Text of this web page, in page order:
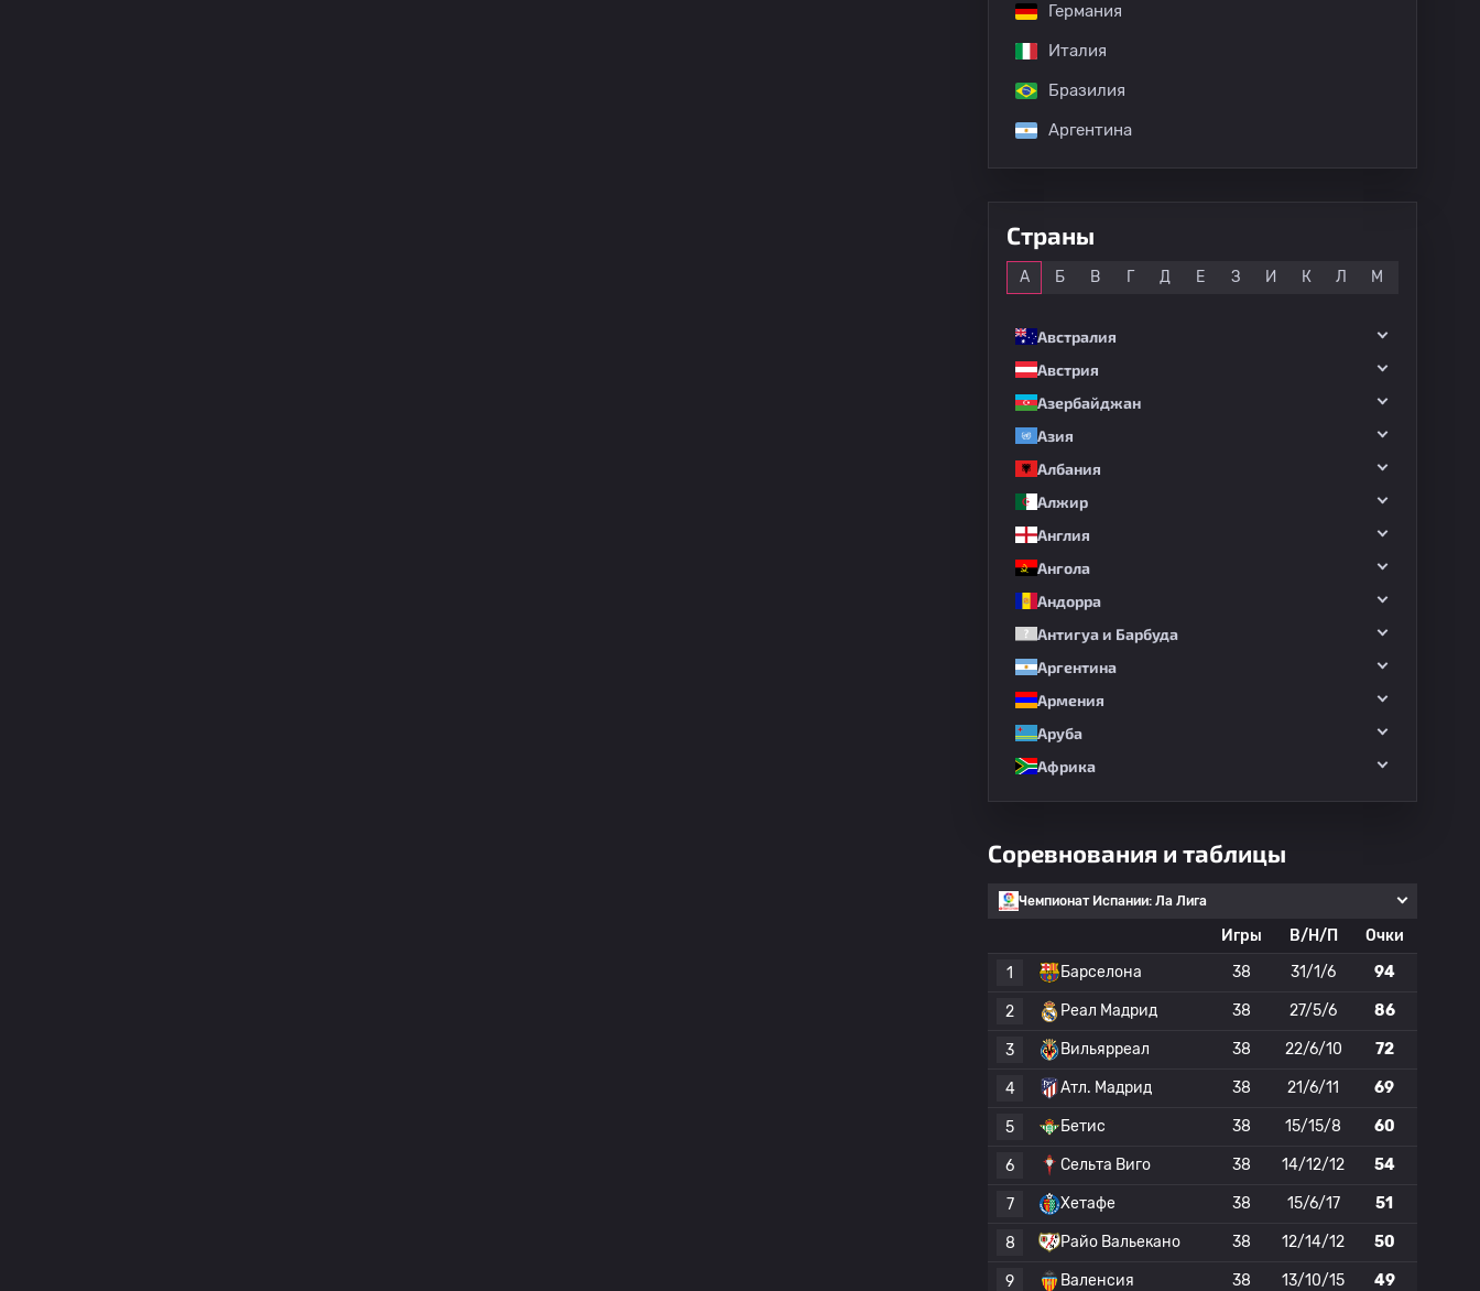
Германия
Италия
Бразилия
Аргентина
Страны
А Б В Г Д Е З И К Л М
Австралия
Австрия
Азербайджан
Азия
Албания
Алжир
Англия
Ангола
Андорра
Антигуа и Барбуда
Аргентина
Армения
Аруба
Африка
Соревнования и таблицы
Чемпионат Испании: Ла Лига
Игры В/Н/П
Очки
1
Барселона 38 31/1/6 94
2 Реал Мадрид 38 27/5/6 86
3 Вильярреал 38 22/6/10 72
4 Атл. Мадрид 38 21/6/11 69
5 Бетис 38 15/15/8 60
6 Сельта Виго 38 14/12/12 54
7 Хетафе 38 15/6/17 51
8 Райо Вальекано 38 12/14/12 50
9 Валенсия 38 13/10/15 49